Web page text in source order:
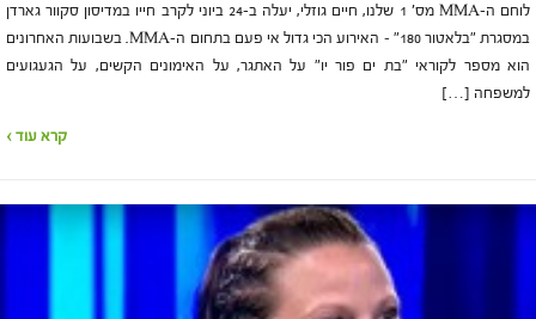
לוחם ה-MMA מס' 1 שלנו, חיים גוזלי, יעלה ב-24 ביוני לקרב חייו במדיסון סקוור גארדן
במסגרת "בלאטור 180" – האירוע הכי גדול אי פעם בתחום ה-MMA. בשבועות האחרונים
הוא מספר לקוראי "בת ים פור יו" על האתגר, על האימונים הקשים, על הגעגועים
למשפחה […]
קרא עוד ›